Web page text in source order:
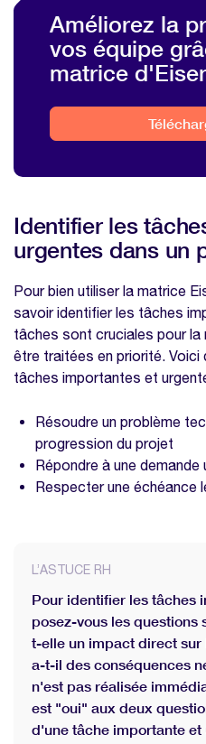
Conseils pour
Eisenhower dans
gestion de projet
FAQ : application
d'Eisenhower
dans la gestion de
mon processus de
Nos modèles à
thématique
Modèle feuille de
Modèle feuille de
Améliorez la
vos équipe
matrice
Identifier les
urgentes dans un
Pour bien utiliser la matrice
savoir identifier les tâches
tâches sont cruciales pour
être traitées en priorité. Voici
tâches importantes et
Résoudre un problème
progression du projet
Répondre à une
Respecter une échéance
L’ASTUCE RH
Pour identifier les tâches
posez-vous les questions
t-elle un impact direct sur
a-t-il des conséquences
n'est pas réalisée
est "oui" aux deux
d'une tâche importante et